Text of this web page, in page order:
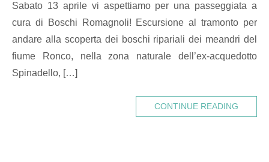
Sabato 13 aprile vi aspettiamo per una passeggiata a
cura di Boschi Romagnoli! Escursione al tramonto per
andare alla scoperta dei boschi ripariali dei meandri del
fiume Ronco, nella zona naturale dell’ex-acquedotto
Spinadello, […]
CONTINUE READING